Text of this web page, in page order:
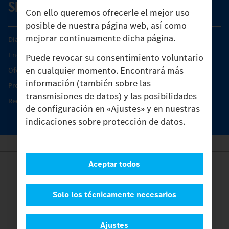
Con ello queremos ofrecerle el mejor uso
posible de nuestra página web, así como
mejorar continuamente dicha página.
Puede revocar su consentimiento voluntario
en cualquier momento. Encontrará más
información (también sobre las
transmisiones de datos) y las posibilidades
de configuración en «Ajustes» y en nuestras
indicaciones sobre protección de datos.
Ajustes
Solo los técnicamente necesarios
Aceptar todos
SERVICIO
Días de Servicio del Unimog
Encontrar un socio
Oferta de servicio del Unimog
Productos de piezas y servicio
Recambios originales
Provider
Contacto
Protección de datos
Ajustes